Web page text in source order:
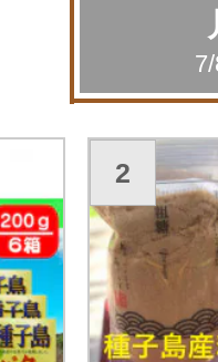
2